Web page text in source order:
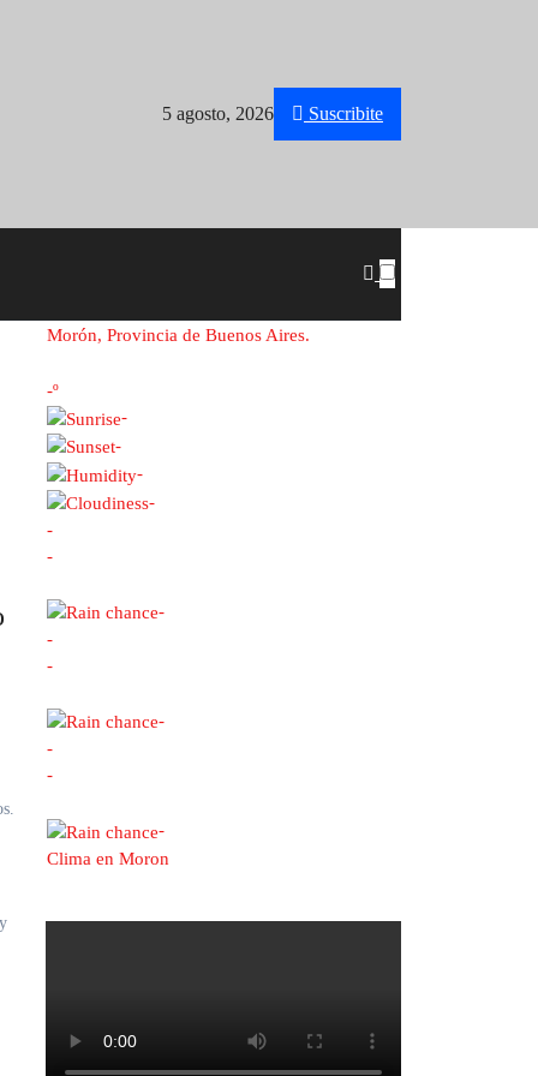
5 agosto, 2026 Suscribite
Morón, Provincia de Buenos Aires.
-º
-
-
-
-
-
-
-
-
-
-
-
-
-
Clima en Moron